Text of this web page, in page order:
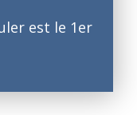
est le 1er